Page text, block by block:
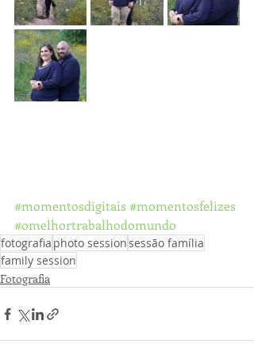
#momentosdigitais#momentosfelizes
#omelhortrabalhodomundo
fotografia photo sessionsessão família
family session
Fotografia